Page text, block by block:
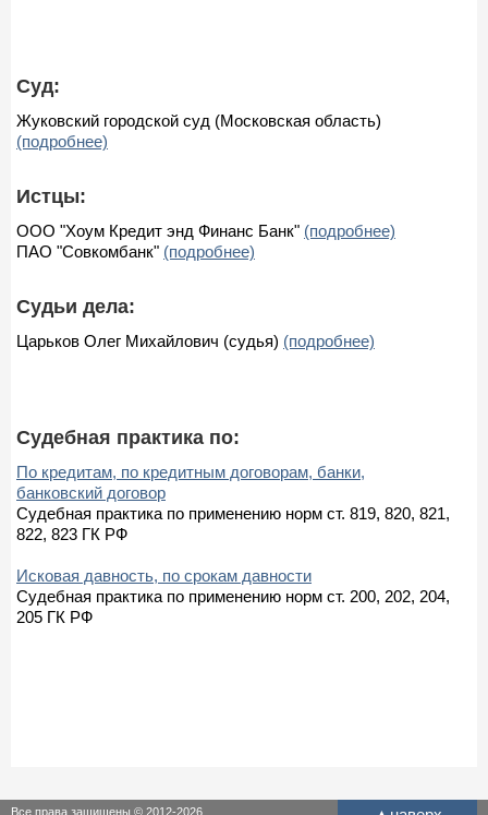
Суд:
Жуковский городской суд (Московская область)
(подробнее)
Истцы:
ООО "Хоум Кредит энд Финанс Банк" (подробнее)
ПАО "Совкомбанк" (подробнее)
Судьи дела:
Царьков Олег Михайлович (судья) (подробнее)
Судебная практика по:
По кредитам, по кредитным договорам, банки,
банковский договор
Судебная практика по применению норм ст. 819, 820, 821,
822, 823 ГК РФ
Исковая давность, по срокам давности
Судебная практика по применению норм ст. 200, 202, 204,
205 ГК РФ
Все права защищены © 2012-2026